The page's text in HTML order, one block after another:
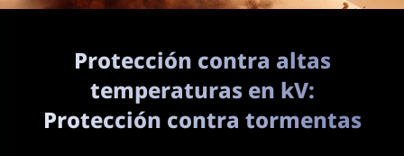
Protección contra altas
temperaturas en kV:
Protección contra tormentas